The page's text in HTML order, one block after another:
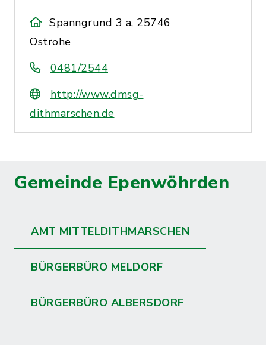
Spanngrund 3 a, 25746
Ostrohe
0481/2544
http://www.dmsg-
dithmarschen.de
Gemeinde Epenwöhrden
AMT MITTELDITHMARSCHEN
BÜRGERBÜRO MELDORF
BÜRGERBÜRO ALBERSDORF